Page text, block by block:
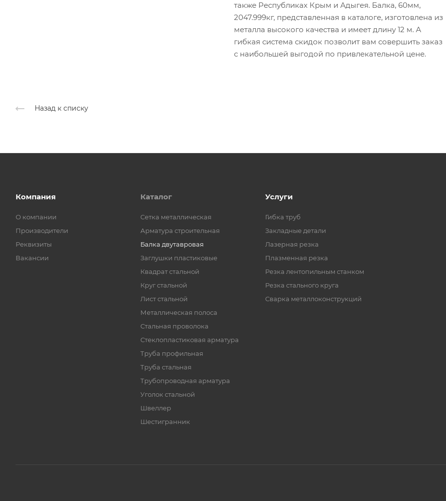
также Республиках Крым и Адыгея. Балка, 60мм,
2047.999кг, представленная в каталоге, изготовлена из
металла высокого качества и имеет длину 12 м. А
гибкая система скидок позволит вам совершить заказ
с наибольшей выгодой по привлекательной цене.
Назад к списку
Компания
О компании
Производители
Реквизиты
Вакансии
Каталог
Cетка металлическая
Арматура строительная
Балка двутавровая
Заглушки пластиковые
Квадрат стальной
Круг стальной
Лист стальной
Металлическая полоса
Стальная проволока
Стеклопластиковая арматура
Труба профильная
Труба стальная
Трубопроводная арматура
Уголок стальной
Швеллер
Шестигранник
Услуги
Гибка труб
Закладные детали
Лазерная резка
Плазменная резка
Резка лентопильным станком
Резка стального круга
Сварка металлоконструкций